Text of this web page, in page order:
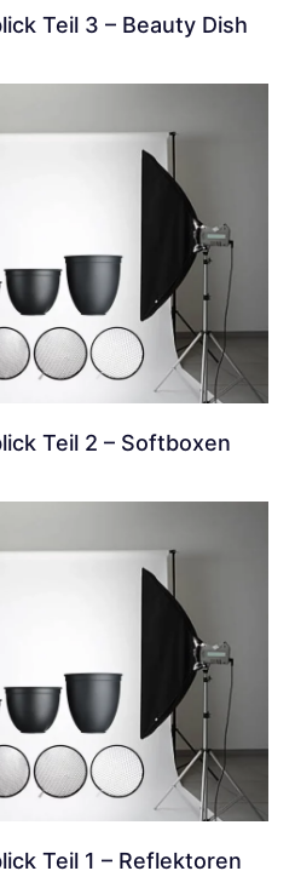
Teil 3 – Beauty Dish
Teil 2 – Softboxen
Teil 1 – Reflektoren